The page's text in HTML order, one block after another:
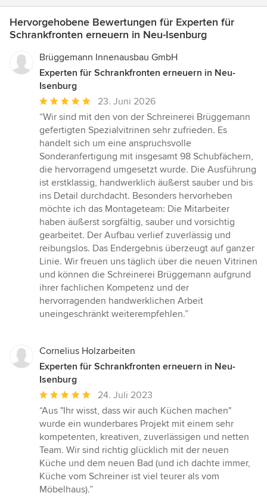
Hervorgehobene Bewertungen für Experten für
Schrankfronten erneuern in Neu-Isenburg
Brüggemann Innenausbau GmbH
Experten für Schrankfronten erneuern in Neu-
Isenburg
Durchschnittliche
Bewertung:
5
von
5
Sternen
23. Juni 2026
“Wir sind mit den von der Schreinerei Brüggemann
gefertigten Spezialvitrinen sehr zufrieden. Es
handelt sich um eine anspruchsvolle
Sonderanfertigung mit insgesamt 98 Schubfächern,
die hervorragend umgesetzt wurde. Die Ausführung
ist erstklassig, handwerklich äußerst sauber und bis
ins Detail durchdacht. Besonders hervorheben
möchte ich das Montageteam: Die Mitarbeiter
haben äußerst sorgfältig, sauber und vorsichtig
gearbeitet. Der Aufbau verlief zuverlässig und
reibungslos. Das Endergebnis überzeugt auf ganzer
Linie. Wir freuen uns täglich über die neuen Vitrinen
und können die Schreinerei Brüggemann aufgrund
ihrer fachlichen Kompetenz und der
hervorragenden handwerklichen Arbeit
uneingeschränkt weiterempfehlen.”
Cornelius Holzarbeiten
Experten für Schrankfronten erneuern in Neu-
Isenburg
Durchschnittliche
Bewertung:
5
von
5
Sternen
24. Juli 2023
“Aus "Ihr wisst, dass wir auch Küchen machen"
wurde ein wunderbares Projekt mit einem sehr
kompetenten, kreativen, zuverlässigen und netten
Team. Wir sind richtig glücklich mit der neuen
Küche und dem neuen Bad (und ich dachte immer,
Küche vom Schreiner ist viel teurer als vom
Möbelhaus).”